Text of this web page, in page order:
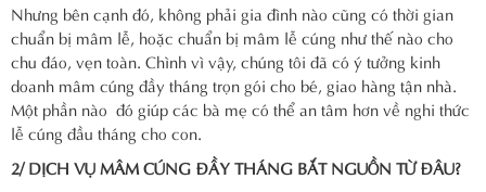
Nhưng bên cạnh đó, không phải gia đình nào cũng có thời gian
chuẩn bị mâm lễ, hoặc chuẩn bị mâm lễ cúng như thế nào cho
chu đáo, vẹn toàn. Chình vì vậy, chúng tôi đã có ý tưởng kinh
doanh mâm cúng đầy tháng trọn gói cho bé, giao hàng tận nhà.
Một phần nào đó giúp các bà mẹ có thể an tâm hơn về nghi thức
lễ cúng đầu tháng cho con.
2/ DỊCH VỤ MÂM CÚNG ĐẦY THÁNG BẮT NGUỒN TỪ ĐÂU?